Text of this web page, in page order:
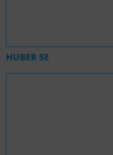
HUBER SE